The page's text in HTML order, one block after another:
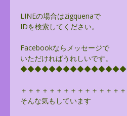
LINEの場合はzigquenaで
IDを検索してください。
Facebookならメッセージで
いただければうれしいです。
◆◆◆◆◆◆◆◆◆◆◆◆◆◆◆
＋＋＋＋＋＋＋＋＋＋＋＋＋＋＋
そんな気もしています